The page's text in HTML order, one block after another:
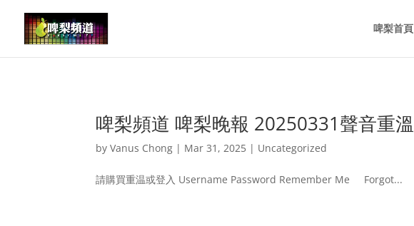
啤梨首頁
啤梨頻道 啤梨晚報 20250331聲音重溫
byVanus Chong | Mar 31, 2025 | Uncategorized
請購買重温或登入 Username Password Remember Me Forgot...